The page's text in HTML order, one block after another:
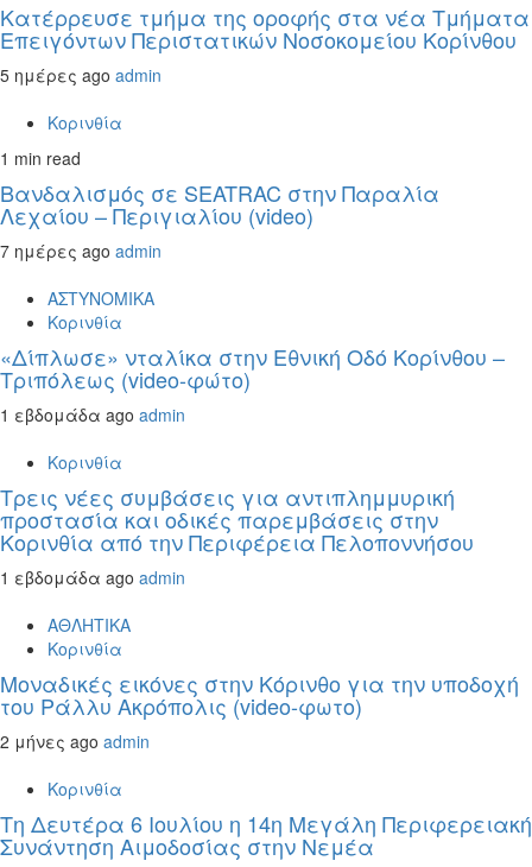
Kατέρρευσε τμήμα της οροφής στα νέα Τμήματα
Επειγόντων Περιστατικών Νοσοκομείου Κορίνθου
5 ημέρες ago admin
Κορινθία
1 min read
Βανδαλισμός σε SEATRAC στην Παραλία
Λεχαίου – Περιγιαλίου (video)
7 ημέρες ago admin
ΑΣΤΥΝΟΜΙΚΑ
Κορινθία
«Δίπλωσε» νταλίκα στην Εθνική Oδό Κορίνθου –
Τριπόλεως (video-φώτο)
1 εβδομάδα ago admin
Κορινθία
Τρεις νέες συμβάσεις για αντιπλημμυρική
προστασία και οδικές παρεμβάσεις στην
Κορινθία από την Περιφέρεια Πελοποννήσου
1 εβδομάδα ago admin
ΑΘΛΗΤΙΚΑ
Κορινθία
Μοναδικές εικόνες στην Κόρινθο για την υποδοχή
του Ράλλυ Ακρόπολις (video-φωτο)
2 μήνες ago admin
Κορινθία
Τη Δευτέρα 6 Ιουλίου η 14η Μεγάλη Περιφερειακή
Συνάντηση Αιμοδοσίας στην Νεμέα